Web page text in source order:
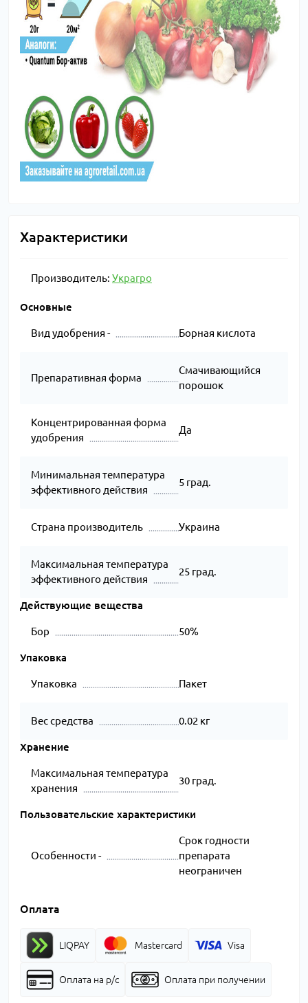
Характеристики
Производитель: Украгро
Основные
Вид удобрения - Борная кислота
Препаративная форма
Смачивающийся
порошок
Концентрированная форма
удобрения
Да
Минимальная температура
эффективного действия
5 град.
Страна производитель Украина
Максимальная температура
эффективного действия
25 град.
Действующие вещества
Бор 50%
Упаковка
Упаковка Пакет
Вес средства 0.02 кг
Хранение
Максимальная температура
хранения
30 град.
Пользовательские характеристики
Особенности -
Срок годности
препарата
неограничен
Оплата
LIQPAY Mastercard Visa
Оплата на р/с Оплата при получении